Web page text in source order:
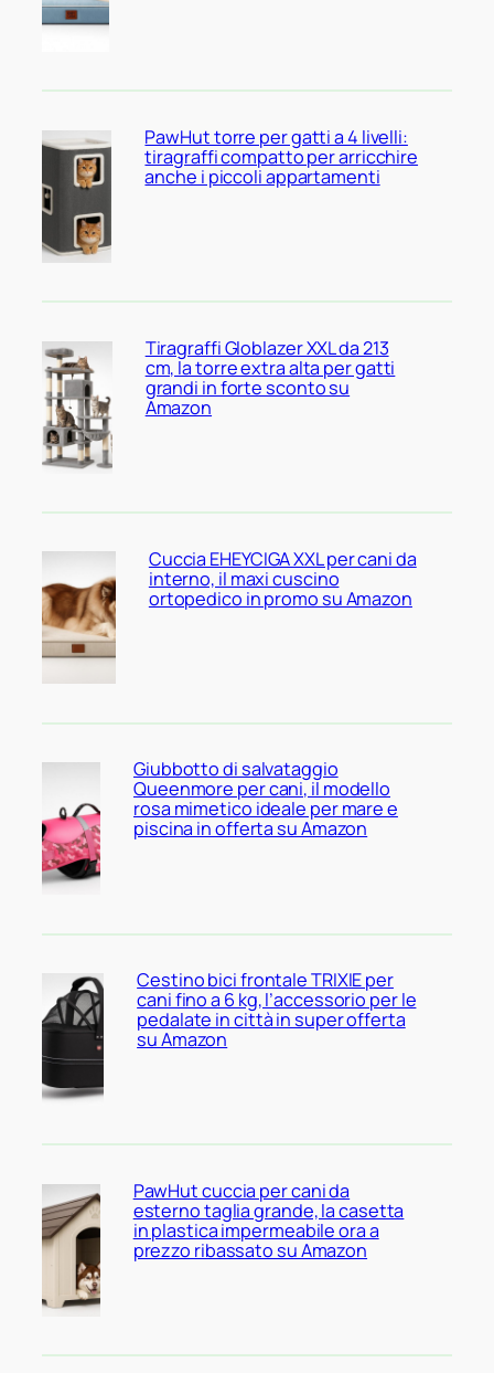
PawHut torre per gatti a 4 livelli:
tiragraffi compatto per arricchire
anche i piccoli appartamenti
Tiragraffi Globlazer XXL da 213
cm, la torre extra alta per gatti
grandi in forte sconto su
Amazon
Cuccia EHEYCIGA XXL per cani da
interno, il maxi cuscino
ortopedico in promo su Amazon
Giubbotto di salvataggio
Queenmore per cani, il modello
rosa mimetico ideale per mare e
piscina in offerta su Amazon
Cestino bici frontale TRIXIE per
cani fino a 6 kg, l’accessorio per le
pedalate in città in super offerta
su Amazon
PawHut cuccia per cani da
esterno taglia grande, la casetta
in plastica impermeabile ora a
prezzo ribassato su Amazon